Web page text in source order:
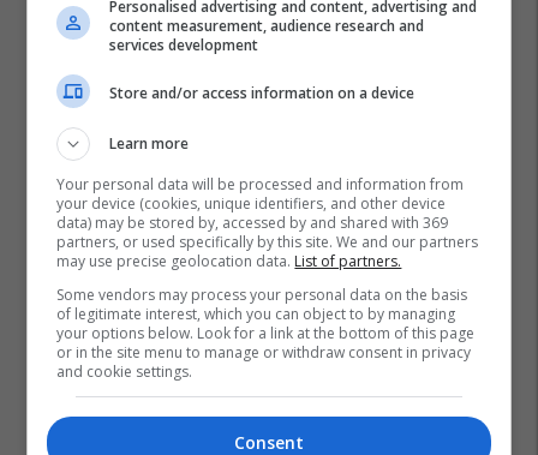
Personalised advertising and content, advertising and
content measurement, audience research and
services development
Store and/or access information on a device
Learn more
Your personal data will be processed and information from
your device (cookies, unique identifiers, and other device
data) may be stored by, accessed by and shared with 369
partners, or used specifically by this site. We and our partners
may use precise geolocation data. List of partners.
Some vendors may process your personal data on the basis
of legitimate interest, which you can object to by managing
your options below. Look for a link at the bottom of this page
or in the site menu to manage or withdraw consent in privacy
and cookie settings.
Consent